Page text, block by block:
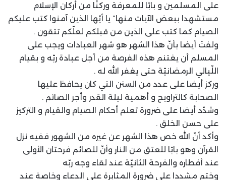
على المسلمين و بابًا للمعرفة وركنًا من أركان الإسلام
مستشهدا ببعض الآيات منها” يا أيّها الذين آمنوا كتب عليكم
الصيام كما كتب على الذين من قبلكم لعلّكم تتقون .
ولفتَ أيضا بأنّ هذا الشهر هو شهر العبادات ويجب على
المسلم أن يغتنم هذه الفرصة من أجل عبادة ربّه و بقيام
اللّيالي الرمضانيّة حتى يغفر الله له .
وركز أيضا على عدد من السنن التي كان يحافظ عليها
الصحابة كالتراويح و أهمية ليلة القدر وأجر الصائم .
وشدّد أيضا على ضرورة تعلم أحكام الصيام والقيام و التركيز
على حسن الخلق .
وأكد أنّ الله خص هذا الشهر عن غيره من الشهور ففيه نزل
القرآن وهو بابًا للعتق من النار وأنّ للصائم فرحتان الأولى
عند أفطاره والفرحة الثانيّة عند لقاء وجه ربّه
وختم مشددا على ضرورة المثابرة على الدعاء وخاصة عند